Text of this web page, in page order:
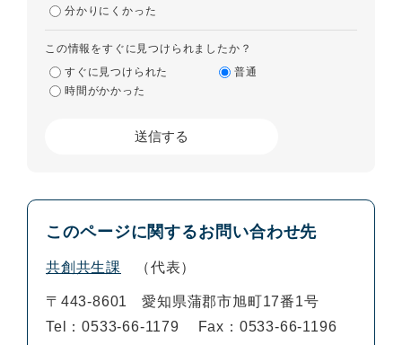
分かりにくかった
この情報をすぐに見つけられましたか？
すぐに見つけられた
普通
時間がかかった
このページに関するお問い合わせ先
共創共生課 代表
〒443-8601
愛知県蒲郡市旭町17番1号
Tel：0533-66-1179
Fax：0533-66-1196